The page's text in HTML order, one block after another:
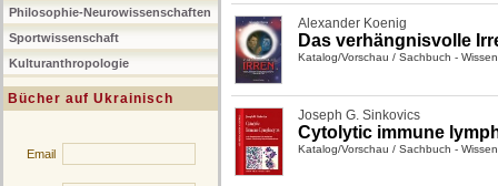
Philosophie-Neurowissenschaften
Sportwissenschaft
Kulturanthropologie
Bücher auf Ukrainisch
Email
Alexander Koenig
Das verhängnisvolle
Katalog/Vorschau / Sachbuch -
Joseph G. Sinkovics
Cytolytic immune
Katalog/Vorschau / Sachbuch -